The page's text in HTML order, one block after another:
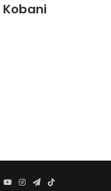
YouTubeInstagram
Telegram
TikTok